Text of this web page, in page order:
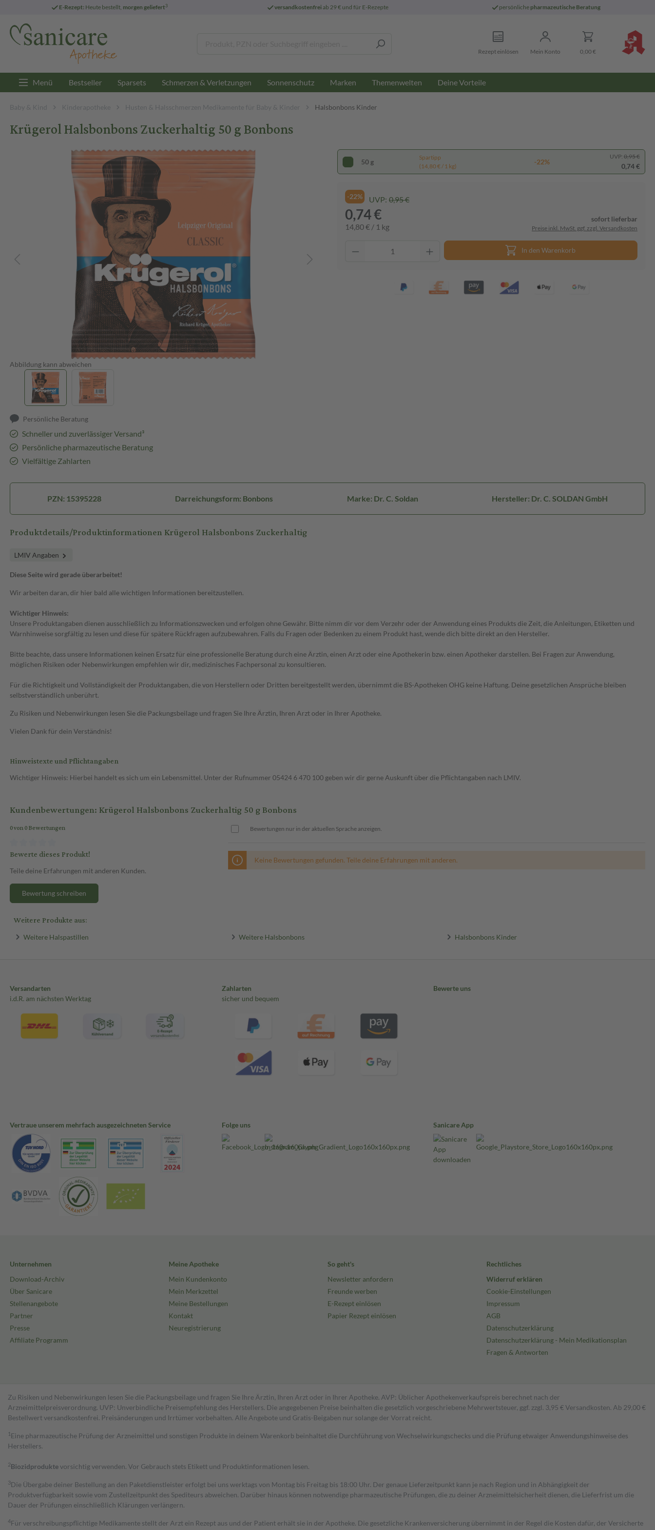
E-Rezept: Heute bestellt, morgen geliefert3 versandkostenfreiab 29 € und für E-Rezepte persönliche pharmazeutische Beratung
Rezept einlösen Mein Konto 0,00 €
Menü Bestseller Sparsets Schmerzen & Verletzungen Sonnenschutz Marken Themenwelten Deine Vorteile
Baby & Kind Kinderapotheke Husten & Halsschmerzen Medikamente für Baby & Kinder Halsbonbons Kinder
Krügerol Halsbonbons Zuckerhaltig 50 g Bonbons
Abbildung kann abweichen
Persönliche Beratung
Schneller und zuverlässiger Versand³
Persönliche pharmazeutische Beratung
Vielfältige Zahlarten
50 g
Spartipp
(14,80 € / 1 kg)
-22%
UVP: 0,95 €
0,74 €
-22% UVP: 0,95 €
0,74 €
14,80 € / 1 kg
sofort lieferbar
Preise inkl. MwSt. ggf. zzgl. Versandkosten
In den Warenkorb
PZN: 15395228 Darreichungsform: Bonbons Marke: Dr. C. Soldan Hersteller: Dr. C. SOLDAN GmbH
Produktdetails/Produktinformationen Krügerol Halsbonbons Zuckerhaltig
LMIV Angaben
Diese Seite wird gerade überarbeitet!
Wir arbeiten daran, dir hier bald alle wichtigen Informationen bereitzustellen.
Wichtiger Hinweis:
Unsere Produktangaben dienen ausschließlich zu Informationszwecken und erfolgen ohne Gewähr. Bitte nimm dir vor dem Verzehr oder der Anwendung eines Produkts die Zeit, die Anleitungen, Etiketten und
Warnhinweise sorgfältig zu lesen und diese für spätere Rückfragen aufzubewahren. Falls du Fragen oder Bedenken zu einem Produkt hast, wende dich bitte direkt an den Hersteller.
Bitte beachte, dass unsere Informationen keinen Ersatz für eine professionelle Beratung durch eine Ärztin, einen Arzt oder eine Apothekerin bzw. einen Apotheker darstellen. Bei Fragen zur Anwendung,
möglichen Risiken oder Nebenwirkungen empfehlen wir dir, medizinisches Fachpersonal zu konsultieren.
Für die Richtigkeit und Vollständigkeit der Produktangaben, die von Herstellern oder Dritten bereitgestellt werden, übernimmt die BS-Apotheken OHG keine Haftung. Deine gesetzlichen Ansprüche bleiben
selbstverständlich unberührt.
Zu Risiken und Nebenwirkungen lesen Sie die Packungsbeilage und fragen Sie Ihre Ärztin, Ihren Arzt oder in Ihrer Apotheke.
Vielen Dank für dein Verständnis!
Hinweistexte und Pflichtangaben
Wichtiger Hinweis: Hierbei handelt es sich um ein Lebensmittel. Unter der Rufnummer 05424 6 470 100 geben wir dir gerne Auskunft über die Pflichtangaben nach LMIV.
Kundenbewertungen: Krügerol Halsbonbons Zuckerhaltig 50 g Bonbons
0 von 0 Bewertungen
Bewerte dieses Produkt!
Teile deine Erfahrungen mit anderen Kunden.
Bewertung schreiben
Bewertungen nur in der aktuellen Sprache anzeigen.
Keine Bewertungen gefunden. Teile deine Erfahrungen mit anderen.
Weitere Produkte aus:
Weitere Halspastillen Weitere Halsbonbons Halsbonbons Kinder
Versandarten
i.d.R. am nächsten Werktag
Zahlarten
sicher und bequem
Bewerte uns
Vertraue unserem mehrfach ausgezeichneten Service Folge uns Sanicare App
Unternehmen
Download-Archiv
Über Sanicare
Stellenangebote
Partner
Presse
Affiliate Programm
Meine Apotheke
Mein Kundenkonto
Mein Merkzettel
Meine Bestellungen
Kontakt
Neuregistrierung
So geht's
Newsletter anfordern
Freunde werben
E-Rezept einlösen
Papier Rezept einlösen
Rechtliches
Widerruf erklären
Cookie-Einstellungen
Impressum
AGB
Datenschutzerklärung
Datenschutzerklärung - Mein Medikationsplan
Fragen & Antworten
Zu Risiken und Nebenwirkungen lesen Sie die Packungsbeilage und fragen Sie Ihre Ärztin, Ihren Arzt oder in Ihrer Apotheke. AVP: Üblicher Apothekenverkaufspreis berechnet nach der
Arzneimittelpreisverordnung. UVP: Unverbindliche Preisempfehlung des Herstellers. Die angegebenen Preise beinhalten die gesetzlich vorgeschriebene Mehrwertsteuer, ggf. zzgl. 3,95 € Versandkosten. Ab 29,00 €
Bestell­wert versand­kosten­frei. Preisänderungen und Irrtümer vorbehalten. Alle Angebote und Gratis-Beigaben nur solange der Vorrat reicht.
1 Eine pharmazeutische Prüfung der Arzneimittel und sonstigen Produkte in deinem Warenkorb beinhaltet die Durchführung von Wechselwirkungschecks und die Prüfung etwaiger Anwendungshinweise des
Herstellers.
2Biozidproduktevorsichtig verwenden. Vor Gebrauch stets Etikett und Produktinformationen lesen.
3Die Übergabe deiner Bestellung an den Paketdienstleister erfolgt bei uns werktags von Montag bis Freitag bis 18:00 Uhr. Der genaue Lieferzeitpunkt kann je nach Region und in Abhängigkeit der
Produktverfügbarkeit sowie vom Zustellzeitpunkt des Spediteurs abweichen. Darüber hinaus können notwendige pharmazeutische Prüfungen, die zu deiner Arzneimittelsicherheit dienen, die Lieferfrist um die
Dauer der Prüfungen einschließlich Klärungen verlängern.
4Für verschreibungspflichtige Medikamente stellt der Arzt ein Rezept aus und der Patient erhält sie in der Apotheke. Die gesetzliche Krankenversicherung übernimmt in der Regel die Kosten dafür, der Versicherte